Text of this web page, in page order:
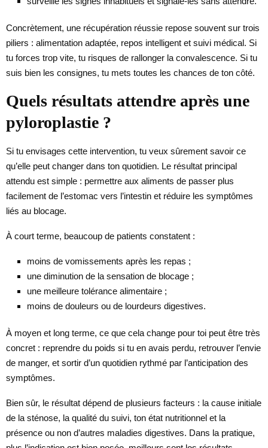
Concrètement, une récupération réussie repose souvent sur trois
piliers : alimentation adaptée, repos intelligent et suivi médical. Si
tu forces trop vite, tu risques de rallonger la convalescence. Si tu
suis bien les consignes, tu mets toutes les chances de ton côté.
Quels résultats attendre après une
pyloroplastie ?
Si tu envisages cette intervention, tu veux sûrement savoir ce
qu’elle peut changer dans ton quotidien. Le résultat principal
attendu est simple : permettre aux aliments de passer plus
facilement de l’estomac vers l’intestin et réduire les symptômes
liés au blocage.
À court terme, beaucoup de patients constatent :
moins de vomissements après les repas ;
une diminution de la sensation de blocage ;
une meilleure tolérance alimentaire ;
moins de douleurs ou de lourdeurs digestives.
À moyen et long terme, ce que cela change pour toi peut être très
concret : reprendre du poids si tu en avais perdu, retrouver l’envie
de manger, et sortir d’un quotidien rythmé par l’anticipation des
symptômes.
Bien sûr, le résultat dépend de plusieurs facteurs : la cause initiale
de la sténose, la qualité du suivi, ton état nutritionnel et la
présence ou non d’autres maladies digestives. Dans la pratique,